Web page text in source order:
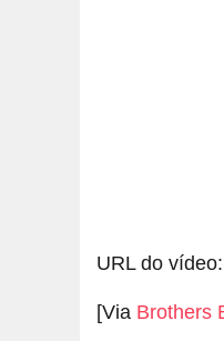
URL do vídeo:
[Via Brothers